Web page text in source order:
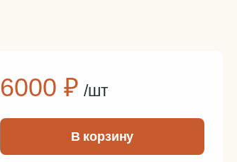
6000 ₽ /шт
-В корзину